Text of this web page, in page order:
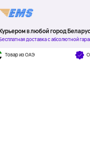
в любой город
доставка с абсолютной
Товар из ОАЭ